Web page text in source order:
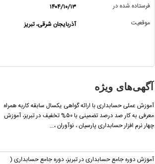
فرستاده شده در
۱۴۰۴/۱۰/۱۳
موقعیت
آذربایجان شرقی، تبریز
آگهی‌های ویژه
آموزش عملی حسابداری با ارائه گواهی یکسال سابقه کاربه همراه
معرفی به کار صد درصد تضمینی با ۵۰% تخفیف در تبریز، آموزش
چهار نرم افزار حسابداری پارسیان ، نوآوران ،…
آموزش دوره جامع حسابداری در تبریز، دوره جامع حسابداری (